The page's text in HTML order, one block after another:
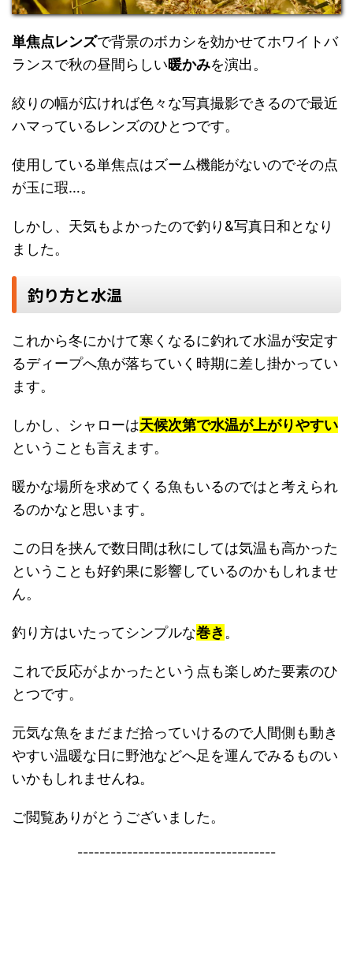
単焦点レンズで背景のボカシを効かせてホワイトバ
ランスで秋の昼間らしい暖かみを演出。
絞りの幅が広ければ色々な写真撮影できるので最近
ハマっているレンズのひとつです。
使用している単焦点はズーム機能がないのでその点
が玉に瑕…。
しかし、天気もよかったので釣り&写真日和となり
ました。
釣り方と水温
これから冬にかけて寒くなるに釣れて水温が安定す
るディープへ魚が落ちていく時期に差し掛かってい
ます。
しかし、シャローは天候次第で水温が上がりやすい
ということも言えます。
暖かな場所を求めてくる魚もいるのではと考えられ
るのかなと思います。
この日を挟んで数日間は秋にしては気温も高かった
ということも好釣果に影響しているのかもしれませ
ん。
釣り方はいたってシンプルな巻き。
これで反応がよかったという点も楽しめた要素のひ
とつです。
元気な魚をまだまだ拾っていけるので人間側も動き
やすい温暖な日に野池などへ足を運んでみるものい
いかもしれませんね。
ご閲覧ありがとうございました。
------------------------------------